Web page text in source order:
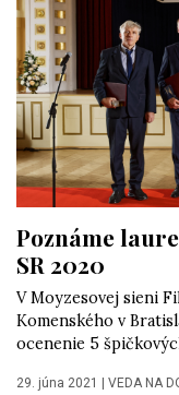
Poznáme
SR 2020
V Moyzesovej sieni
Komenského v
ocenenie 5
29. júna 2021 VEDA NA